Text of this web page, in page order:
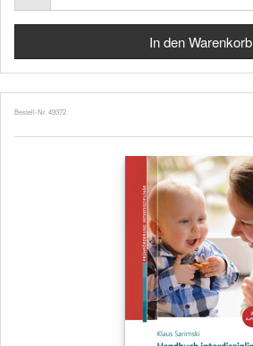
Bestell-Nr. 49372